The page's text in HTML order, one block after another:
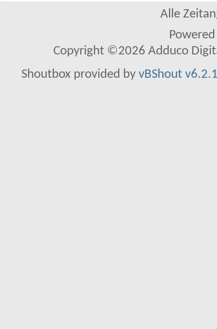
Alle
Copyright ©2026 Adduco
Shoutbox provided by vBShout